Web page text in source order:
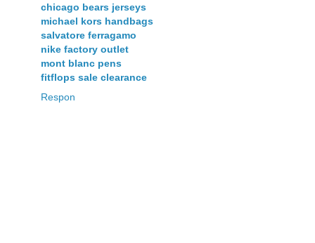
chicago bears jerseys
michael kors handbags
salvatore ferragamo
nike factory outlet
mont blanc pens
fitflops sale clearance
Respon